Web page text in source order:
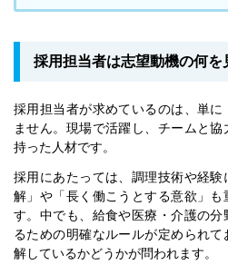
採用担当者は志望動機の何を
採用担当者が求めているのは、単に
ません。現場で活躍し、チームと
持った人材です。
採用にあたっては、調理技術や経
解」や「長く働こうとする意欲」も
す。中でも、給食や医療・介護の
るための明確なルールが定められ
解しているかどうかが問われます。